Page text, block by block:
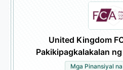
United Kingdom
Pakikipagkalakalan
Mga Pinansiyal